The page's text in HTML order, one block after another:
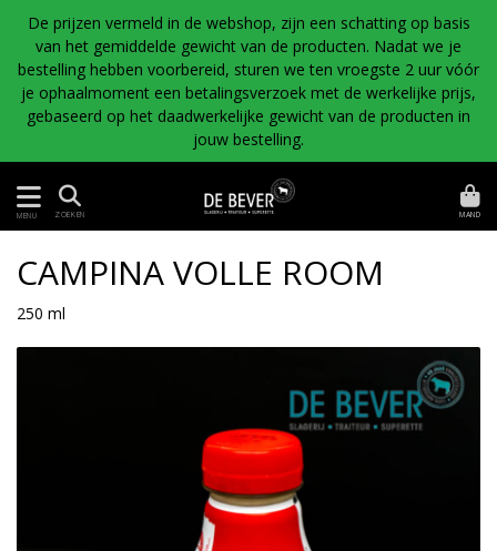
De prijzen vermeld in de webshop, zijn een schatting op basis
van het gemiddelde gewicht van de producten. Nadat we je
bestelling hebben voorbereid, sturen we ten vroegste 2 uur vóór
je ophaalmoment een betalingsverzoek met de werkelijke prijs,
gebaseerd op het daadwerkelijke gewicht van de producten in
jouw bestelling.
MENU ZOEKEN MAND
CAMPINA VOLLE ROOM
250 ml